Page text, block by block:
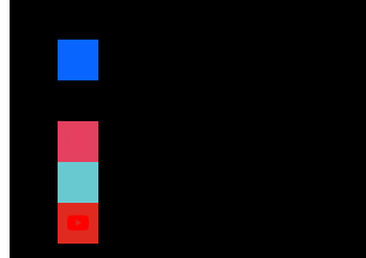
facebook
x
instagram
tiktok
youtube